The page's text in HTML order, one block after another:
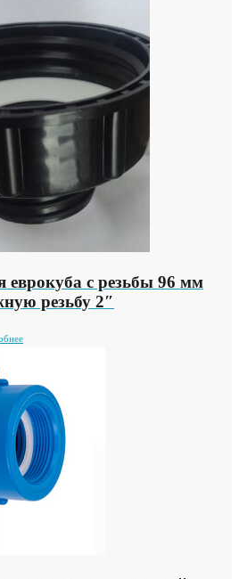
еврокуба с резьбы 96 мм
резьбу 2″